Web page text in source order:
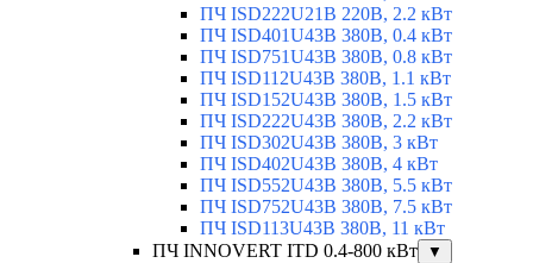
ПЧ ISD222U21B 220В, 2.2 кВт
ПЧ ISD401U43B 380В, 0.4 кВт
ПЧ ISD751U43B 380В, 0.8 кВт
ПЧ ISD112U43B 380В, 1.1 кВт
ПЧ ISD152U43B 380В, 1.5 кВт
ПЧ ISD222U43B 380В, 2.2 кВт
ПЧ ISD302U43B 380В, 3 кВт
ПЧ ISD402U43B 380В, 4 кВт
ПЧ ISD552U43B 380В, 5.5 кВт
ПЧ ISD752U43B 380В, 7.5 кВт
ПЧ ISD113U43B 380В, 11 кВт
ПЧ INNOVERT ITD 0.4-800 кВт
▼